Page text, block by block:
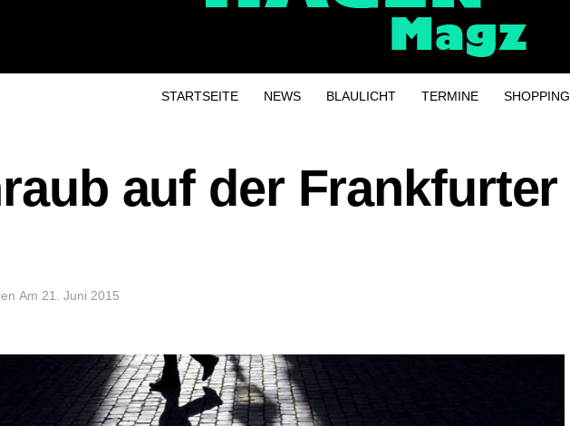
STARTSEITE NEWS BLAULICHT TERMINE SHOPPING
auf der Frankfurter
Am 21. Juni 2015